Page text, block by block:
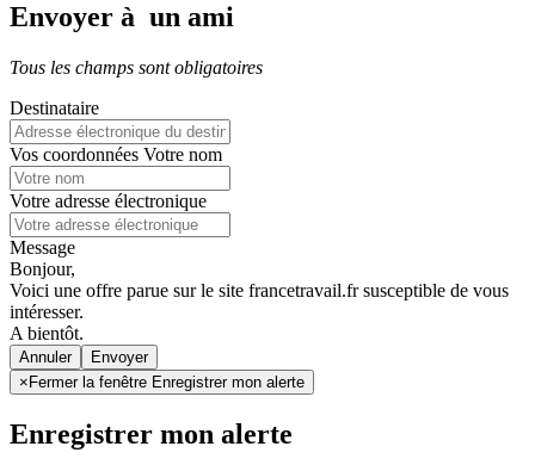
Envoyer à un ami
Tous les champs sont obligatoires
Destinataire
Vos coordonnées Votre nom
Votre adresse électronique
Message
Bonjour,
Voici une offre parue sur le site francetravail.fr susceptible de vous
intéresser.
A bientôt.
Annuler
× Fermer la fenêtre Enregistrer mon alerte
Enregistrer mon alerte